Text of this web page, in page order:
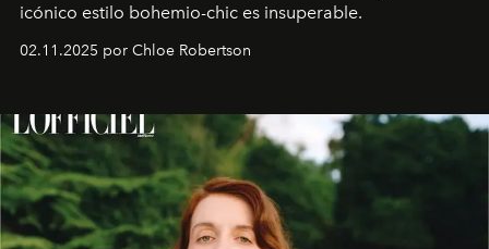
icónico estilo bohemio-chic es insuperable.
02.11.2025 por Chloe Robertson